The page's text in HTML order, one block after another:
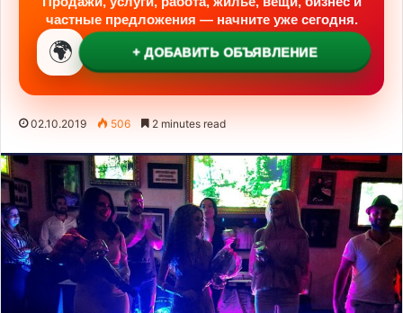
частные предложения — начните уже сегодня.
🌍 + ДОБАВИТЬ ОБЪЯВЛЕНИЕ
02.10.2019 506 2 minutes read